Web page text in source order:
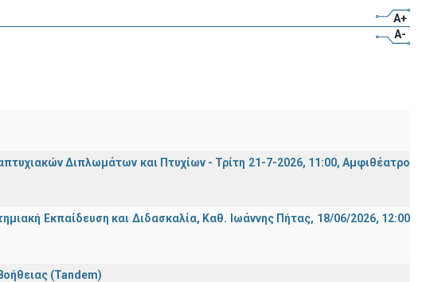
A+
A-
Διπλωμάτων και Πτυχίων - Τρίτη 21-7-2026, 11:00, Αμφιθέατρο
Εκπαίδευση και Διδασκαλία, Καθ. Ιωάννης Πήτας, 18/06/2026, 12:00
(Tandem)